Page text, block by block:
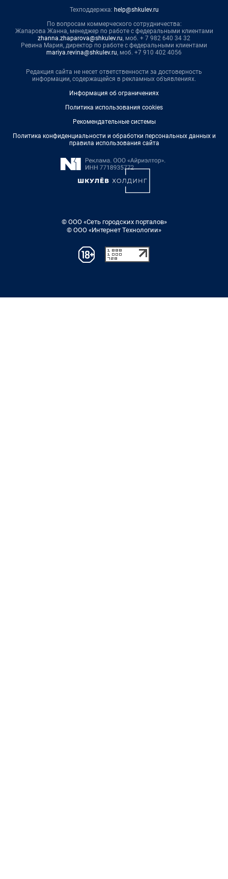
Техподдержка: help@shkulev.ru
По вопросам коммерческого сотрудничества:
Жапарова Жанна, менеджер по работе с федеральными клиентами
zhanna.zhaparova@shkulev.ru, моб. + 7 982 640 34 32
Ревина Мария, директор по работе с федеральными клиентами
mariya.revina@shkulev.ru, моб. +7 910 402 4056
Редакция сайта не несет ответственности за достоверность
информации, содержащейся в рекламных объявлениях.
Информация об ограничениях
Политика использования cookies
Рекомендательные системы
Политика конфиденциальности и обработки персональных данных и
правила использования сайта
© ООО «Сеть городских порталов»
© ООО «Интернет Технологии»